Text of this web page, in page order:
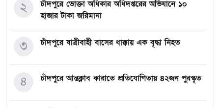
চাঁদপুরে ভোক্তা অধিকার অধিদপ্তরের অভিযানে ১০
হাজার টাকা জরিমানা
২
চাঁদপুরে যাত্রীবাহী বাসের ধাক্কায় এক বৃদ্ধা নিহত
৩
চাঁদপুরে আন্তক্লাব কারাতে প্রতিযোগিতায় ৪২জন পুরস্কৃত
৪